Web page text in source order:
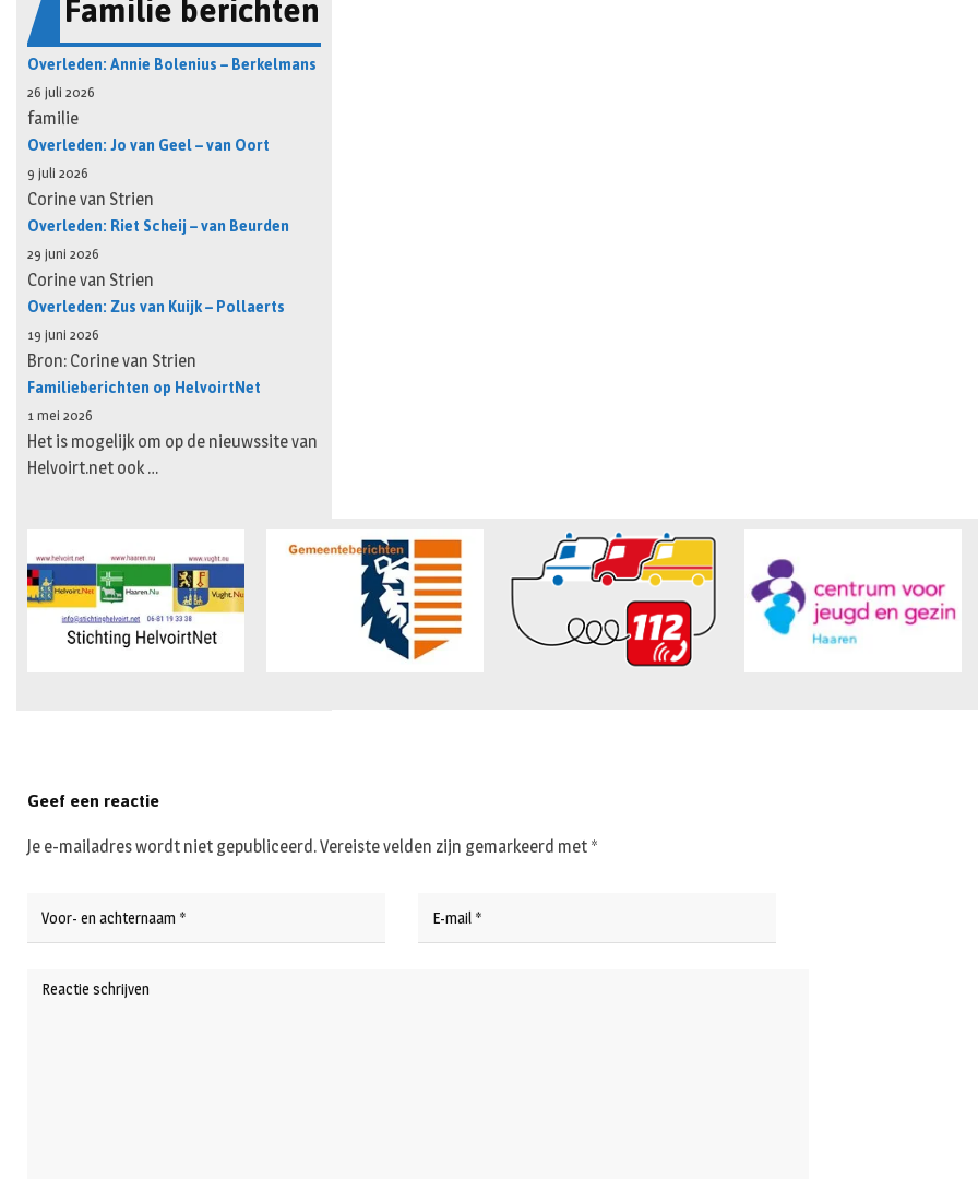
Overleden: Annie Bolenius – Berkelmans
26 juli 2026
familie
Overleden: Jo van Geel – van Oort
9 juli 2026
Corine van Strien
Overleden: Riet Scheij – van Beurden
29 juni 2026
Corine van Strien
Overleden: Zus van Kuijk – Pollaerts
19 juni 2026
Bron: Corine van Strien
Familieberichten op HelvoirtNet
1 mei 2026
Het is mogelijk om op de nieuwssite van
Helvoirt.net ook …
Geef een reactie
Je e-mailadres wordt niet gepubliceerd.Vereiste velden zijn gemarkeerd met *